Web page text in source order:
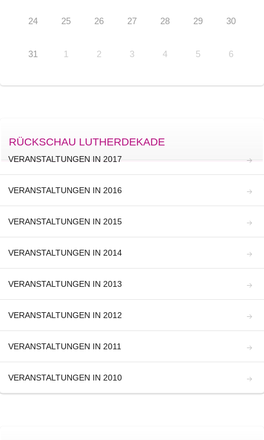
24 25 26 27 28 29 30
31 1 2 3 4 5 6
RÜCKSCHAU LUTHERDEKADE
VERANSTALTUNGEN IN 2017
VERANSTALTUNGEN IN 2016
VERANSTALTUNGEN IN 2015
VERANSTALTUNGEN IN 2014
VERANSTALTUNGEN IN 2013
VERANSTALTUNGEN IN 2012
VERANSTALTUNGEN IN 2011
VERANSTALTUNGEN IN 2010